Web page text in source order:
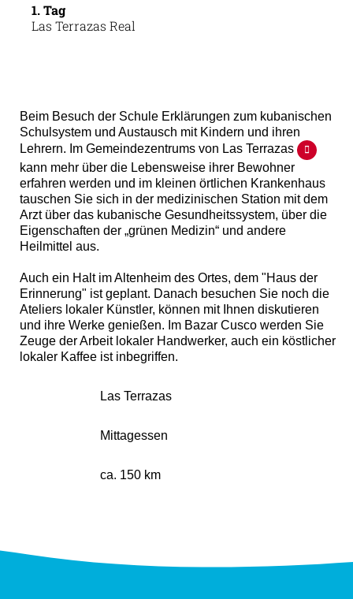
1. Tag
Las Terrazas Real
Beim Besuch der Schule Erklärungen zum kubanischen
Schulsystem und Austausch mit Kindern und ihren
Lehrern. Im Gemeindezentrums von Las Terrazas
kann mehr über die Lebensweise ihrer Bewohner
erfahren werden und im kleinen örtlichen Krankenhaus
tauschen Sie sich in der medizinischen Station mit dem
Arzt über das kubanische Gesundheitssystem, über die
Eigenschaften der „grünen Medizin“ und andere
Heilmittel aus.
Auch ein Halt im Altenheim des Ortes, dem "Haus der
Erinnerung" ist geplant. Danach besuchen Sie noch die
Ateliers lokaler Künstler, können mit Ihnen diskutieren
und ihre Werke genießen. Im Bazar Cusco werden Sie
Zeuge der Arbeit lokaler Handwerker, auch ein köstlicher
lokaler Kaffee ist inbegriffen.
Las Terrazas
Mittagessen
ca. 150 km